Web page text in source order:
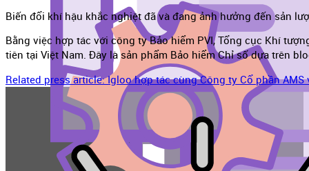
Biến đổi khí hậu khắc nghiệt đã và đang ảnh hưởng đến sản
Bằng việc hợp tác với công ty Bảo hiểm PVI, Tổng cục Khí
tiên tại Việt Nam. Đây là sản phẩm Bảo hiểm Chỉ số dựa trên
Related press article: Igloo hợp tác cùng Công ty Cổ phần